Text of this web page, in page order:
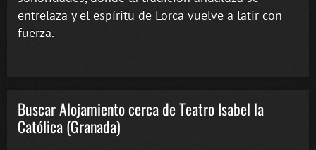
entrelaza y el espíritu de Lorca vuelve a latir con
fuerza.
Buscar Alojamiento cerca de Teatro Isabel la
Católica (Granada)